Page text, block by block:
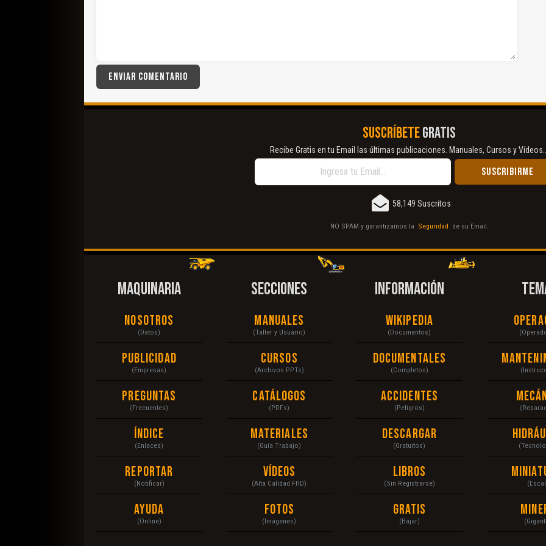
SUSCRÍBETEGRATIS
Recibe Gratis en tu Email las últimas publicaciones. Manuales, Cursos y
58,149 Suscritos
NO SPAM y garantizamos la Seguridad de su Email.
MAQUINARIA
Nosotros
(Datos)
Publicidad
(Empresas)
Preguntas
(Frecuentes)
Índice
(Enlaces)
Reportar
(Notificar)
Ayuda
(Online)
SECCIONES
Manuales
(Taller y Usuario)
Cursos
(Archivos PPTs)
Catálogos
(PDFs)
Materiales
(Guía Trabajo)
Vídeos
(Alta Calidad FHD)
Fotos
(Imágenes)
INFORMACIÓN
Wikipedia
(Documentos)
Documentales
(Completos)
Accidentes
(Peligros)
Descargar
(Gratuitos)
Libros
(Sin Registrarse)
Gratis
(Bajar)